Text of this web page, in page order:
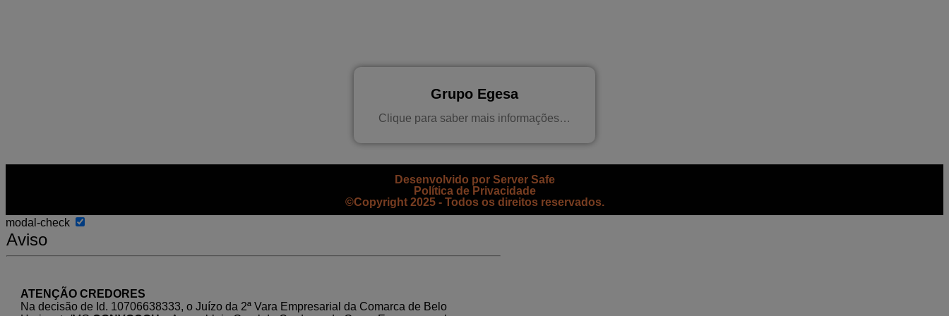
Grupo Egesa
Clique para saber mais informações…
Desenvolvido por Server Safe
Política de Privacidade
©Copyright 2025 - Todos os direitos reservados.
modal-check
Aviso
ATENÇÃO CREDORES
Na decisão de Id. 10706638333, o Juízo da 2ª Vara Empresarial da Comarca de Belo